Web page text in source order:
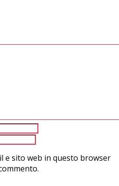
e sito web in questo browser